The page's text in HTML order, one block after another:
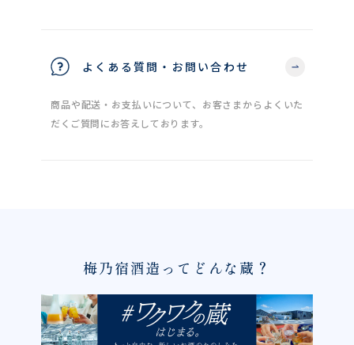
よくある質問・お問い合わせ
商品や配送・お支払いについて、お客さまからよくいた
だくご質問にお答えしております。
梅乃宿酒造ってどんな蔵？